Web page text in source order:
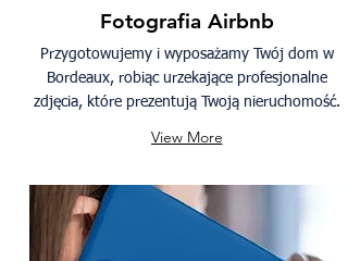
Fotografia Airbnb
Przygotowujemy i wyposażamy Twój dom w
Bordeaux, robiąc urzekające profesjonalne
zdjęcia, które prezentują Twoją nieruchomość.
View More